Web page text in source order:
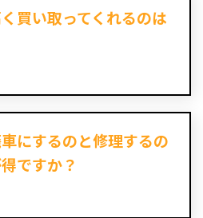
買い取ってくれるのは
にするのと修理するの
ですか？